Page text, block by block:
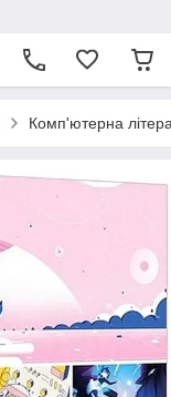
Комп'ютерна